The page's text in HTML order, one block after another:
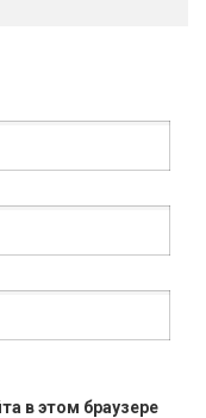
в этом браузере